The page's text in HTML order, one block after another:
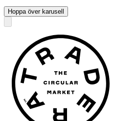
Hoppa över karusell